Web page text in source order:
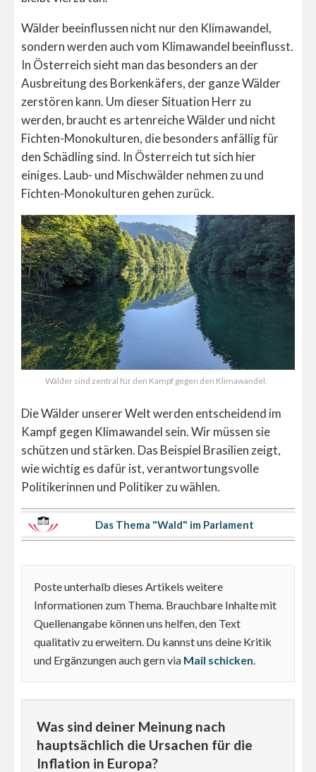
Wälder beeinflussen nicht nur den Klimawandel,
sondern werden auch vom Klimawandel beeinflusst.
In Österreich sieht man das besonders an der
Ausbreitung des Borkenkäfers, der ganze Wälder
zerstören kann. Um dieser Situation Herr zu
werden, braucht es artenreiche Wälder und nicht
Fichten-Monokulturen, die besonders anfällig für
den Schädling sind. In Österreich tut sich hier
einiges. Laub- und Mischwälder nehmen zu und
Fichten-Monokulturen gehen zurück.
Wälder sind zentral für den Kampf gegen den Klimawandel.
Die Wälder unserer Welt werden entscheidend im
Kampf gegen Klimawandel sein. Wir müssen sie
schützen und stärken. Das Beispiel Brasilien zeigt,
wie wichtig es dafür ist, verantwortungsvolle
Politikerinnen und Politiker zu wählen.
Das Thema "Wald" im Parlament
Poste unterhalb dieses Artikels weitere
Informationen zum Thema. Brauchbare Inhalte mit
Quellenangabe können uns helfen, den Text
qualitativ zu erweitern. Du kannst uns deine Kritik
und Ergänzungen auch gern via Mail schicken
Was sind deiner Meinung nach
hauptsächlich die Ursachen für die
Inflation in Europa?